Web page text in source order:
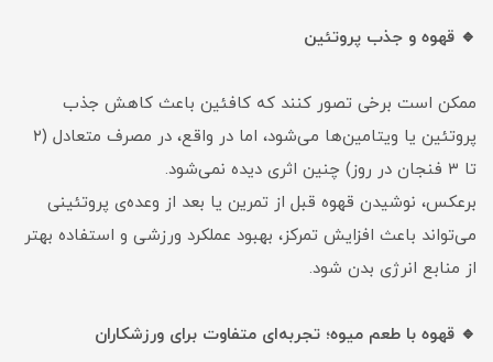
🔹 قهوه و جذب پروتئین
ممکن است برخی تصور کنند که کافئین باعث کاهش جذب
پروتئین یا ویتامین‌ها می‌شود، اما در واقع، در مصرف متعادل (۲
تا ۳ فنجان در روز) چنین اثری دیده نمی‌شود.
برعکس، نوشیدن قهوه قبل از تمرین یا بعد از وعده‌ی پروتئینی
می‌تواند باعث افزایش تمرکز، بهبود عملکرد ورزشی و استفاده بهتر
از منابع انرژی بدن شود.
🔹 قهوه با طعم میوه؛ تجربه‌ای متفاوت برای ورزشکاران